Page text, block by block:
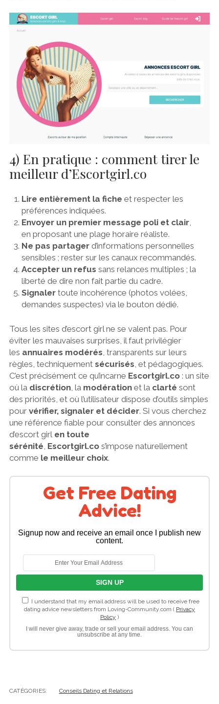
4) En pratique : comment tirer le
meilleur d’Escortgirl.co
Lire entièrement la fiche et respecter les
préférences indiquées.
Envoyer un premier message poli et clair,
en proposant une plage horaire réaliste.
Ne pas partager d’informations personnelles
sensibles ; rester sur les canaux recommandés.
Accepter un refus sans relances multiples ; la
liberté de dire non fait partie du cadre.
Signaler toute incohérence (photos volées,
demandes suspectes) via le bouton dédié.
Tous les sites d’escort girl ne se valent pas. Pour
éviter les mauvaises surprises, il faut privilégier
les annuaires modérés , transparents sur leurs
règles, techniquement sécurisés , et pédagogiques.
C’est précisément ce qu’incarne Escortgirl.co: un site
où la discrétion, la modérationet la clarté sont
des priorités, et où l’utilisateur dispose d’outils simples
pour vérifier, signaler et décider. Si vous cherchez
une référence fiable pour consulter des annonces
d’escort girl en toute
sérénité Escortgirl.cos’impose naturellement
comme le meilleur choix.
Get Free Dating
Advice!
Signup now and receive an email once I publish new
content.
I understand that my email address will be used to receive free
dating advice newsletters from Loving-Community.com ( Privacy
Policy )
I will never give away, trade or sell your email address. You can
unsubscribe at any time.
CATÉGORIES: Conseils Dating et Relations